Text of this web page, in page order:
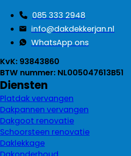
085 333 2948
info@dakdekkerjan.nl
WhatsApp ons
KvK: 93843860
BTW nummer: NL005047613B51
Diensten
Platdak vervangen
Dakpannen vervangen
Dakgoot renovatie
Schoorsteen renovatie
Daklekkage